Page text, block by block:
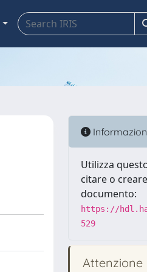
Utilizza
citare o
documento:
https://
529
Attenzione